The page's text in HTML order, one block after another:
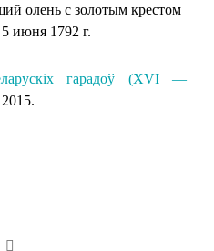
олень с золотым крестом
июня 1792 г.
гарадоў (XVI —